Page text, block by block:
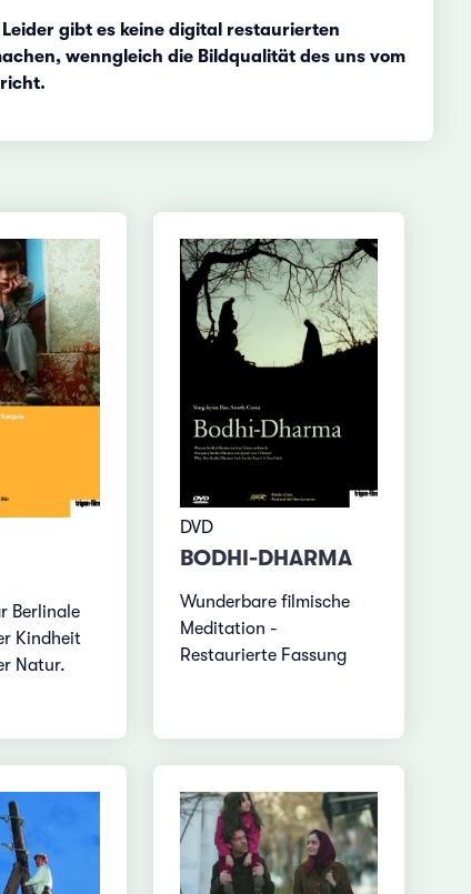
gibt es keine digital restaurierten
wenngleich die Bildqualität des uns vom
Berlinale
Kindheit
Natur.
DVD
BODHI-DHARMA
Wunderbare filmische
Meditation -
Restaurierte Fassung